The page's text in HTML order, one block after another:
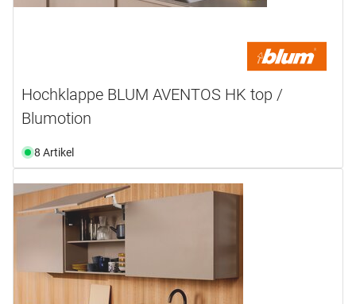
Hochklappe BLUM AVENTOS HK top /
Blumotion
8 Artikel